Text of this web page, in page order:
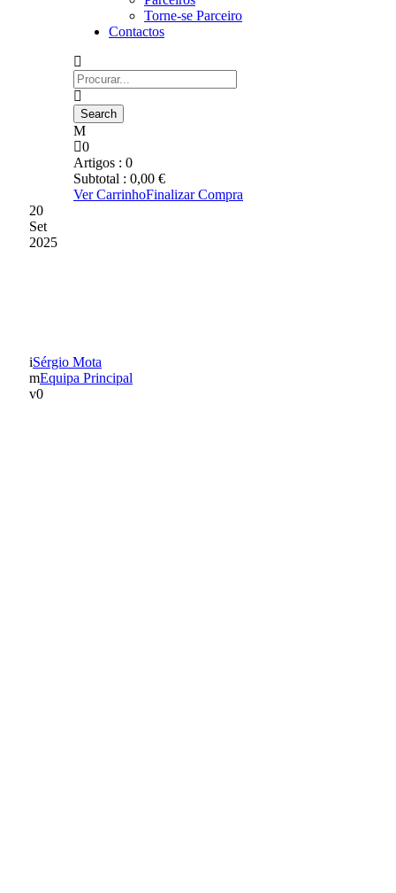
Torne-se Parceiro
Contactos
0
Artigos : 0
Subtotal : 0,00 €
Ver CarrinhoFinalizar Compra
20
Set
2025
Sérgio Mota
Equipa Principal
0